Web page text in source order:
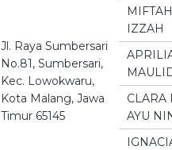
Jl. Raya Sumbersari
No.81, Sumbersari,
Kec. Lowokwaru,
Kota Malang, Jawa
Timur 65145
IZZAH
CLARA
AYU